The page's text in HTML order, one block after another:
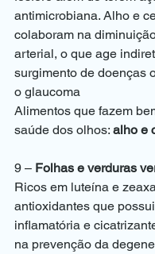
antimicrobiana. Alho e
colaboram na
arterial, o que age
surgimento de doenças
o glaucoma
Alimentos que fazem
saúde dos olhos: alho e
9 – Folhas e verduras
Ricos em luteína e
antioxidantes que
inflamatória e
na prevenção da